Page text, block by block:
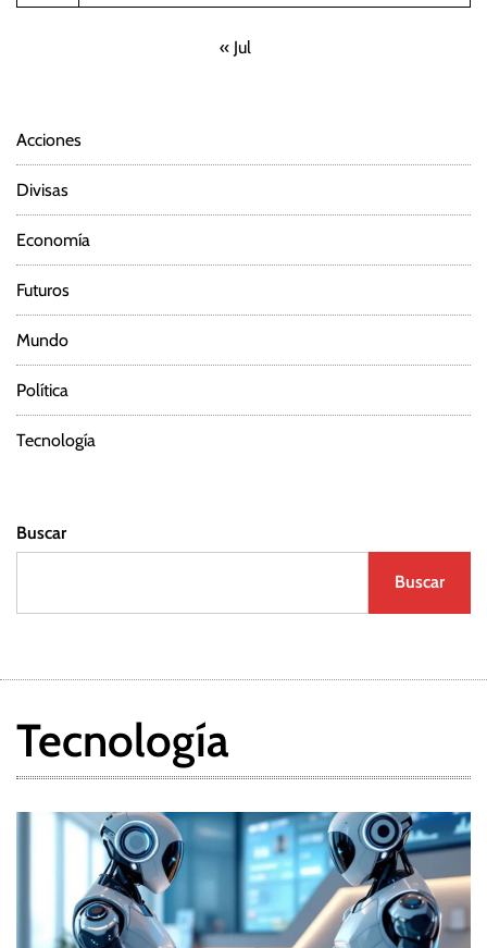
« Jul
Acciones
Divisas
Economía
Futuros
Mundo
Política
Tecnología
Buscar
Buscar
Tecnología